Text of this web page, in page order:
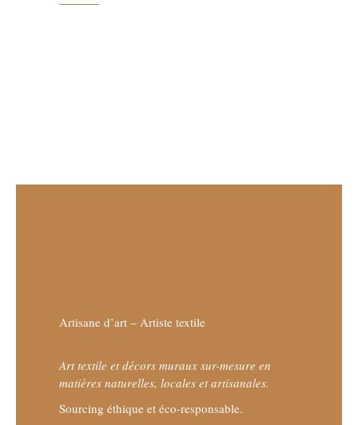
Artisane d’art – Artiste textile
Art textile et décors muraux sur-mesure en
matières naturelles, locales et artisanales.
Sourcing éthique et éco-responsable.